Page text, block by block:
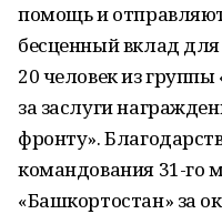
помощь и
бесценный вклад
20 человек из
за заслуги
фронту».
командования 31-го
«Башкортостан» за